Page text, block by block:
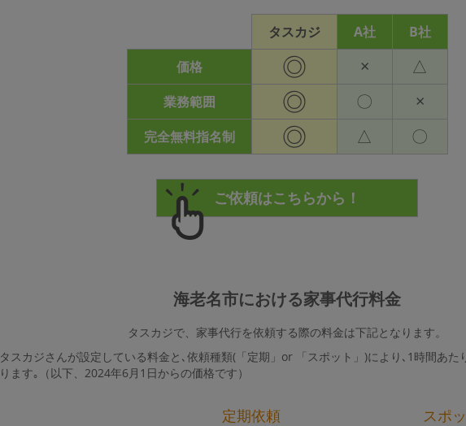
タスカジ A社
B社
価格
◎ × △
業務範囲 ◎ 〇 ×
完全無料指名制 ◎ △ 〇
海老名市における家事代行料金
タスカジで、家事代行を依頼する際の料金は下記となります。
タスカジさんが設定している料金と､依頼種類(「定期」or 「スポット」)により､1時間あた
ります｡（以下、2024年6月1日からの価格です）
定期依頼 スポ